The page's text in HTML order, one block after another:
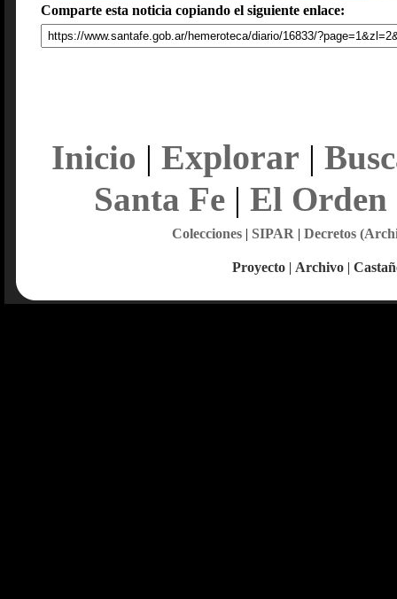
Comparte esta noticia copiando el siguiente enlace:
Inicio | Explorar |
Santa Fe| El Orden
Colecciones| SIPAR | Decretos
Proyecto | Archivo |